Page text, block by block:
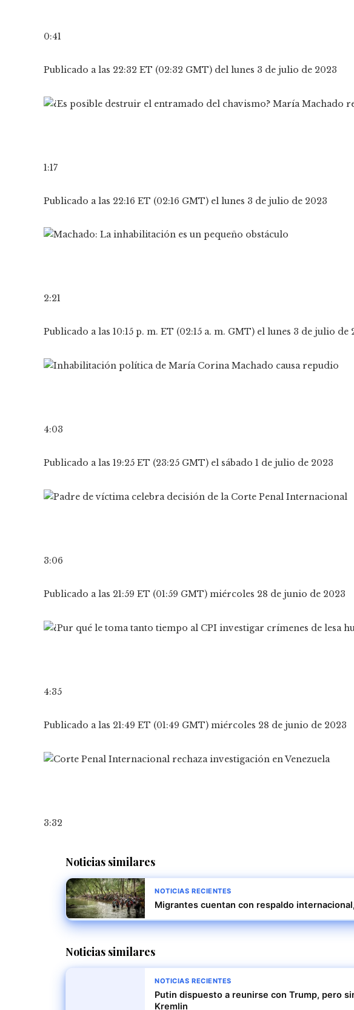
0:41
Publicado a las 22:32 ET (02:32 GMT) del lunes 3 de julio de 2023
1:17
Publicado a las 22:16 ET (02:16 GMT) el lunes 3 de julio de 2023
2:21
Publicado a las 10:15 p. m. ET (02:15 a. m. GMT) el lunes 3 de julio de
4:03
Publicado a las 19:25 ET (23:25 GMT) el sábado 1 de julio de 2023
3:06
Publicado a las 21:59 ET (01:59 GMT) miércoles 28 de junio de 2023
4:35
Publicado a las 21:49 ET (01:49 GMT) miércoles 28 de junio de 2023
3:32
Noticias similares
NOTICIAS RECIENTES
Migrantes cuentan con respaldo
Noticias similares
NOTICIAS RECIENTES
Putin dispuesto a reunirse con Trump, pero
Kremlin